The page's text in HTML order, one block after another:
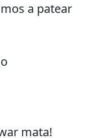
a patear
mata!